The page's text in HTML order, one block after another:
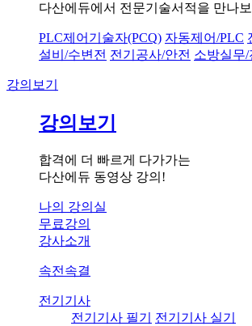
다산에듀에서 전문기술서적을 만나
PLC제어기술자(PCQ) 자동제어/PLC
설비/수변전 전기공사/안전 소방실무/
강의보기
강의보기
합격에 더 빠르게 다가가는
다산에듀 동영상 강의!
나의 강의실
무료강의
강사소개
속전속결
전기기사
전기기사 필기
전기기사 실기